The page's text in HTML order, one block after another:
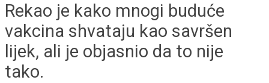
Rekao je kako mnogi buduće
vakcina shvataju kao savršen
lijek, ali je objasnio da to nije
tako.